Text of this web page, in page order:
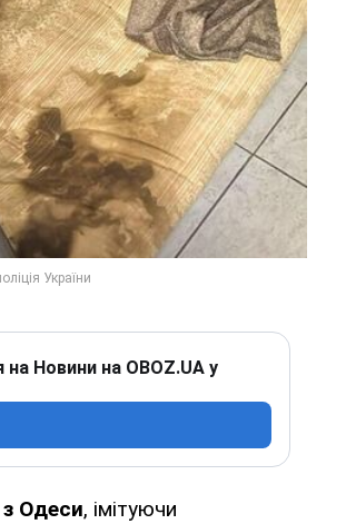
Новини на OBOZ.UA у
Одеси, імітуючи